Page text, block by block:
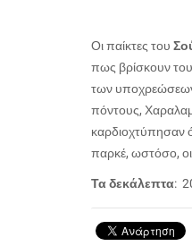
Οι παίκτες του
πως βρίσκουν
των υποχρεώσεων
πόντους,
καρδιοχτύπησαν
παρκέ, ωστόσο, οι
Τα δεκάλεπτα: